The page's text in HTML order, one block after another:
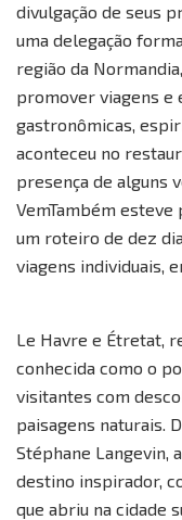
divulgação de seus
uma delegação
região da
promover viagens e
gastronômicas,
aconteceu no
presença de alguns
VemTambém
um roteiro de dez
viagens individuais,
Le Havre e Étretat,
conhecida como o
visitantes com
paisagens naturais.
Stéphane Langevin,
destino inspirador,
que abriu na cidade